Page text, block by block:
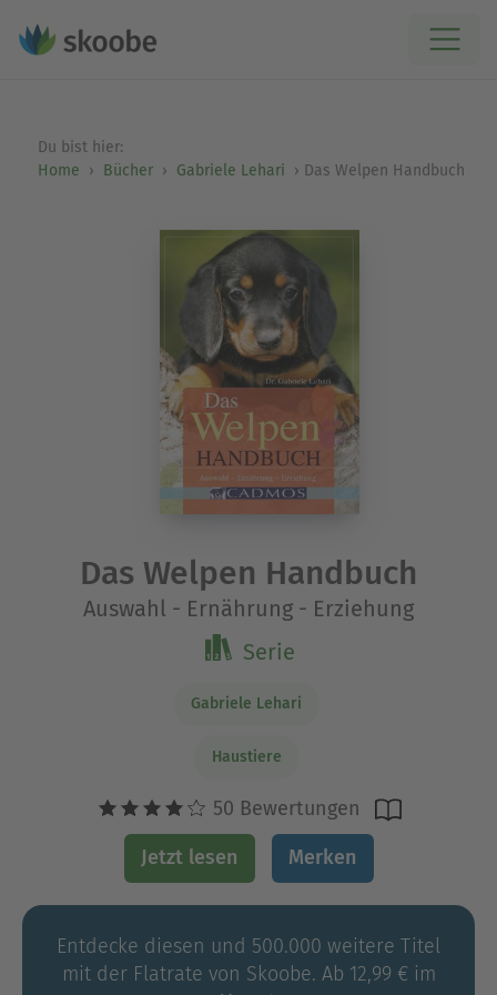
Du bist hier:
Home
Bücher Gabriele Lehari Das Welpen Handbuch
Das Welpen Handbuch
Auswahl - Ernährung - Erziehung
Serie
Gabriele Lehari
Haustiere
50 Bewertungen
Jetzt lesen Merken
Entdecke diesen und 500.000 weitere Titel
mit der Flatrate von Skoobe. Ab 12,99 € im